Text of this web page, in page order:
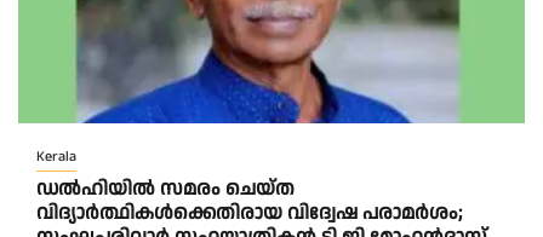
Kerala
ഡൽഹിയിൽ സമരം ചെയ്ത
വിദ്യാർത്ഥികൾക്കെതിരായ വിദ്വേഷ പരാമർശം;